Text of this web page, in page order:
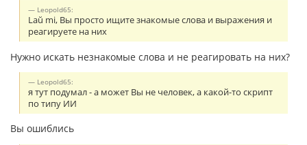
Leopold65:
Laŭ mi, Вы просто ищите знакомые слова и выражения и
реагируете на них
Нужно искать незнакомые слова и не реагировать на них?
Leopold65:
я тут подумал - а может Вы не человек, а какой-то скрипт
по типу ИИ
Вы ошиблись